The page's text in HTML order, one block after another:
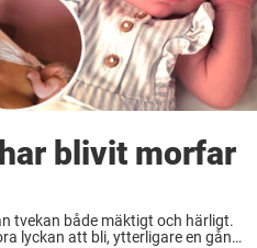
blivit morfar
tvekan både mäktigt och härligt.
lyckan att bli, ytterligare en gång,